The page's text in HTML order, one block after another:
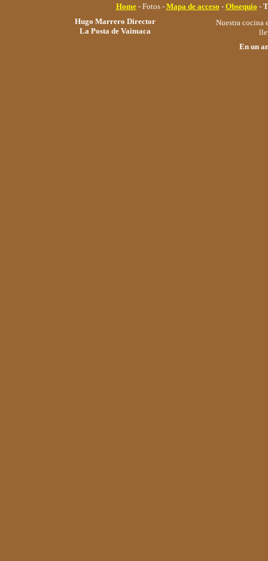
Home- Fotos - Mapa de acceso - Obsequio -
Nuestra cocina
En un
Hugo Marrero Director
La Posta de Vaimaca